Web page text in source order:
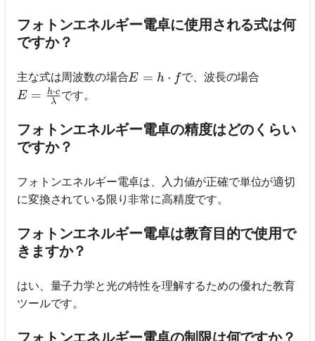
フォトンエネルギー電卓に使用される式は何
ですか？
主な式は周波数の場合E = h \cdot f
E = h ⋅ fで、波長の場合
E = \frac{h \cdot c}{\lambda}
E = λ
h⋅c です。
フォトンエネルギー電卓の精度はどのくらい
ですか？
フォトンエネルギー電卓は、入力値が正確で単位が適切
に変換されている限り非常に高精度です。
フォトンエネルギー電卓は教育目的で使用で
きますか？
はい、量子力学と光の特性を理解するための優れた教育
ツールです。